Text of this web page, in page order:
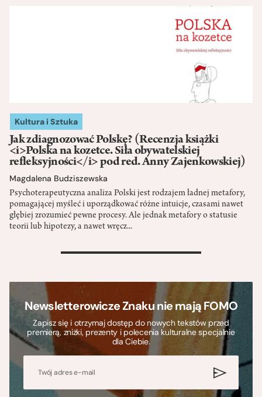
Kultura i Sztuka
Jak zdiagnozować Polskę? (Recenzja książki
<i>Polska na kozetce. Siła obywatelskiej
refleksyjności</i> pod red. Anny Zajenkowskiej)
Magdalena Budziszewska
Psychoterapeutyczna analiza Polski jest rodzajem ładnej metafory,
pomagającej myśleć i uporządkować różne intuicje, czasami nawet
głębiej zrozumieć pewne procesy. Ale jednak metafory o statusie
teorii lub hipotezy, a nawet wręcz...
>
Newsletterowicze Znaku nie mają FOMO
Zapisz się i otrzymaj dostęp do nowych tekstów przed
premierą, zniżki, prezenty i polecenia kulturalne specjalnie
dla Ciebie.